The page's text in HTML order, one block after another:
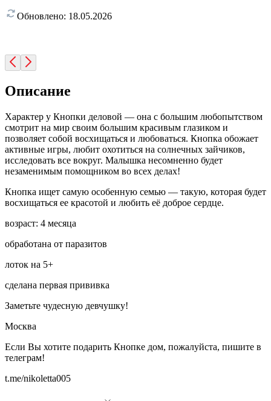
Обновлено: 18.05.2026
Описание
Характер у Кнопки деловой — она с большим любопытством
смотрит на мир своим большим красивым глазиком и
позволяет собой восхищаться и любоваться. Кнопка обожает
активные игры, любит охотиться на солнечных зайчиков,
исследовать все вокруг. Малышка несомненно будет
незаменимым помощником во всех делах!
Кнопка ищет самую особенную семью — такую, которая будет
восхищаться ее красотой и любить её доброе сердце.
возраст: 4 месяца
обработана от паразитов
лоток на 5+
сделана первая прививка
Заметьте чудесную девчушку!
Москва
Если Вы хотите подарить Кнопке дом, пожалуйста, пишите в
телеграм!
t.me/nikoletta005